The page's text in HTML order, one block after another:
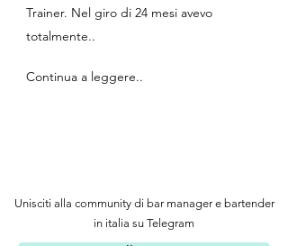
Trainer. Nel giro di 24 mesi avevo
totalmente..
Continua a leggere..
Unisciti alla community di bar manager e bartender
in italia su Telegram